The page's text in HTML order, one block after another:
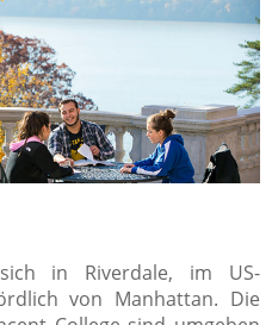
in Riverdale, im US-
von Manhattan. Die